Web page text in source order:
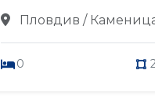
Пловдив / Каменица
0